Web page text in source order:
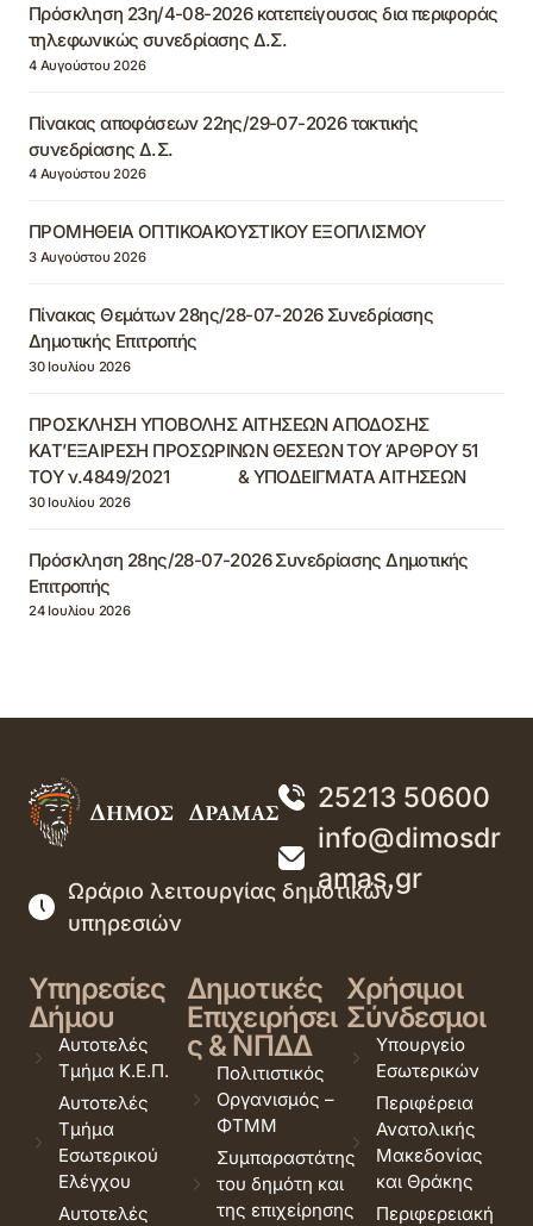
Πρόσκληση 23η/4-08-2026 κατεπείγουσας δια περιφοράς
τηλεφωνικώς συνεδρίασης Δ.Σ.
4 Αυγούστου 2026
Πίνακας αποφάσεων 22ης/29-07-2026 τακτικής
συνεδρίασης Δ.Σ.
4 Αυγούστου 2026
ΠΡΟΜΗΘΕΙΑ ΟΠΤΙΚΟΑΚΟΥΣΤΙΚΟΥ ΕΞΟΠΛΙΣΜΟΥ
3 Αυγούστου 2026
Πίνακας Θεμάτων 28ης/28-07-2026 Συνεδρίασης
Δημοτικής Επιτροπής
30 Ιουλίου 2026
ΠΡΟΣΚΛΗΣΗ ΥΠΟΒΟΛΗΣ ΑΙΤΗΣΕΩΝ ΑΠΟΔΟΣΗΣ
ΚΑΤ’ΕΞΑΙΡΕΣΗ ΠΡΟΣΩΡΙΝΩΝ ΘΕΣΕΩΝ ΤΟΥ ΆΡΘΡΟΥ 51
ΤΟΥ ν.4849/2021 & ΥΠΟΔΕΙΓΜΑΤΑ ΑΙΤΗΣΕΩΝ
30 Ιουλίου 2026
Πρόσκληση 28ης/28-07-2026 Συνεδρίασης Δημοτικής
Επιτροπής
24 Ιουλίου 2026
25213 50600
info@dimosdr
amas.gr
Ωράριο λειτουργίας δημοτικών
υπηρεσιών
Υπηρεσίες
Δήμου
Αυτοτελές
Τμήμα Κ.Ε.Π.
Αυτοτελές
Τμήμα
Εσωτερικού
Ελέγχου
Αυτοτελές
Δημοτικές
Επιχειρήσει
ς & ΝΠΔΔ
Πολιτιστικός
Οργανισμός –
ΦΤΜΜ
Συμπαραστάτης
του δημότη και
της επιχείρησης
Χρήσιμοι
Σύνδεσμοι
Υπουργείο
Εσωτερικών
Περιφέρεια
Ανατολικής
Μακεδονίας
και Θράκης
Περιφερειακή